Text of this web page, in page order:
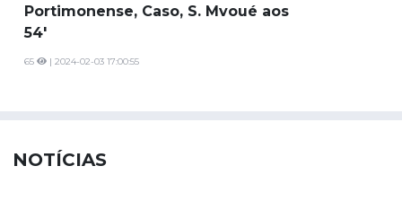
Portimonense, Caso, S. Mvoué aos
54'
65 | 2024-02-03 17:00:55
NOTÍCIAS